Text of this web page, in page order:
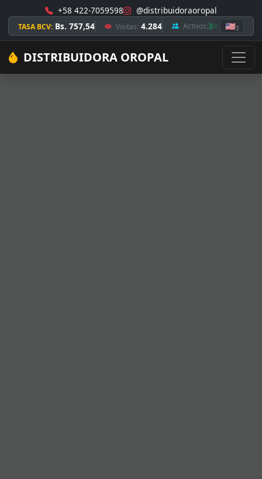
+58 422-7059598 @distribuidoraoropal
TASA BCV: Bs. 757,54 Visitas: 4.284 Activos:3 🇺🇸3
DISTRIBUIDORA OROPAL